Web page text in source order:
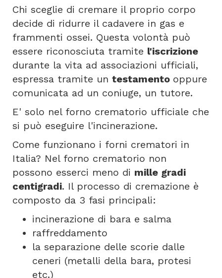
Chi sceglie di cremare il proprio corpo
decide di ridurre il cadavere in gas e
frammenti ossei. Questa volontà può
essere riconosciuta tramite l'iscrizione
durante la vita ad associazioni ufficiali,
espressa tramite un testamento oppure
comunicata ad un coniuge, un tutore.
E' solo nel forno crematorio ufficiale che
si può eseguire l'incinerazione.
Come funzionano i forni crematori in
Italia? Nel forno crematorio non
possono esserci meno di mille gradi
centigradi. Il processo di cremazione è
composto da 3 fasi principali:
incinerazione di bara e salma
raffreddamento
la separazione delle scorie dalle
ceneri (metalli della bara, protesi
etc.)